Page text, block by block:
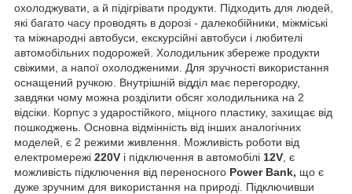
охолоджувати, а й підігрівати продукти. Підходить для людей,
які багато часу проводять в дорозі - далекобійники, міжміські
та міжнародні автобуси, екскурсійні автобуси і любителі
автомобільних подорожей. Холодильник збереже продукти
свіжими, а напої охолодженими. Для зручності використання
оснащений ручкою. Внутрішній відділ має перегородку,
завдяки чому можна розділити обсяг холодильника на 2
відсіки. Корпус з ударостійкого, міцного пластику, захищає від
пошкоджень. Основна відмінність від інших аналогічних
моделей, є 2 режими живлення. Можливість роботи від
електромережі 220V і підключення в автомобілі 12V , є
можливість підключення від переносного Power Bank, що є
дуже зручним для використання на природі. Підключивши